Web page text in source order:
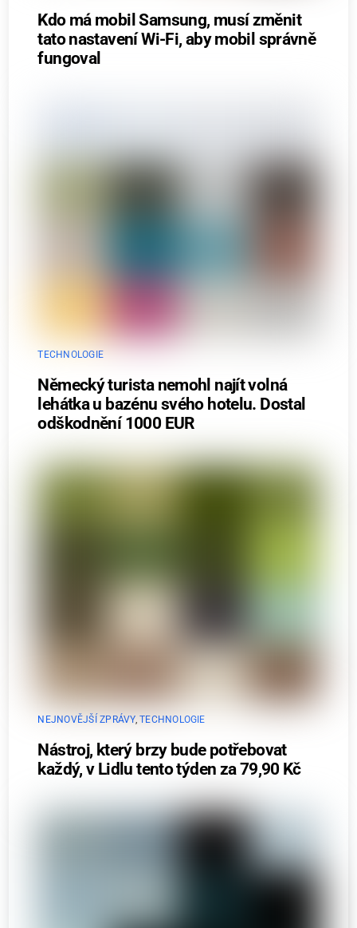
Kdo má mobil Samsung, musí změnit
tato nastavení Wi-Fi, aby mobil správně
fungoval
TECHNOLOGIE
Německý turista nemohl najít volná
lehátka u bazénu svého hotelu. Dostal
odškodnění 1000 EUR
NEJNOVĚJŠÍ ZPRÁVY,TECHNOLOGIE
Nástroj, který brzy bude potřebovat
každý, v Lidlu tento týden za 79,90 Kč